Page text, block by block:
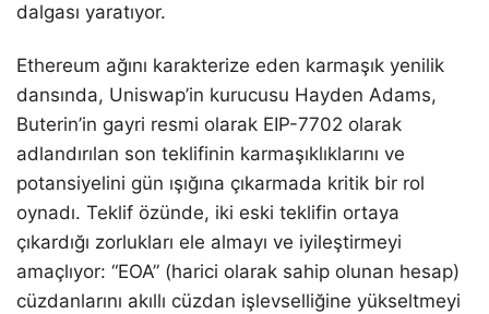
dalgası yaratıyor.
Ethereum ağını karakterize eden karmaşık yenilik
dansında, Uniswap’in kurucusu Hayden Adams,
Buterin’in gayri resmi olarak EIP-7702 olarak
adlandırılan son teklifinin karmaşıklıklarını ve
potansiyelini gün ışığına çıkarmada kritik bir rol
oynadı. Teklif özünde, iki eski teklifin ortaya
çıkardığı zorlukları ele almayı ve iyileştirmeyi
amaçlıyor: “EOA” (harici olarak sahip olunan hesap)
cüzdanlarını akıllı cüzdan işlevselliğine yükseltmeyi